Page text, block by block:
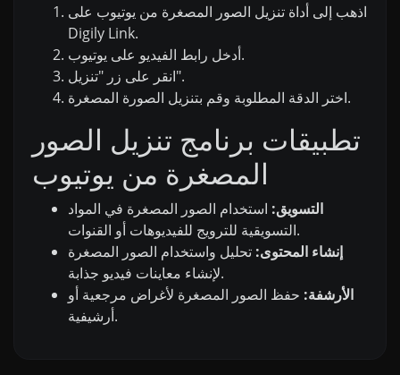
اذهب إلى أداة تنزيل الصور المصغرة من يوتيوب على
Digily Link.
أدخل رابط الفيديو على يوتيوب.
انقر على زر "تنزيل".
اختر الدقة المطلوبة وقم بتنزيل الصورة المصغرة.
تطبيقات برنامج تنزيل الصور
المصغرة من يوتيوب
التسويق: استخدام الصور المصغرة في المواد
التسويقية للترويج للفيديوهات أو القنوات.
إنشاء المحتوى: تحليل واستخدام الصور المصغرة
لإنشاء معاينات فيديو جذابة.
الأرشفة: حفظ الصور المصغرة لأغراض مرجعية أو
أرشيفية.